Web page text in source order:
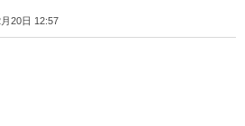
20日 12:57